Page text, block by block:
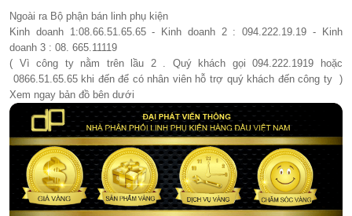
Ngoài ra Bộ phận bán linh phụ kiện
Kinh doanh 1:08.66.51.65.65 - Kinh doanh 2 : 094.222.19.19 - Kinh
doanh 3 : 08. 665.11119
( Vì công ty nằm trên lầu 2 . Quý khách gọi 094.222.1919 hoặc
0866.51.65.65 khi đến để có nhân viên hỗ trợ quý khách đến công ty )
Xem ngay bản đồ bên dưới